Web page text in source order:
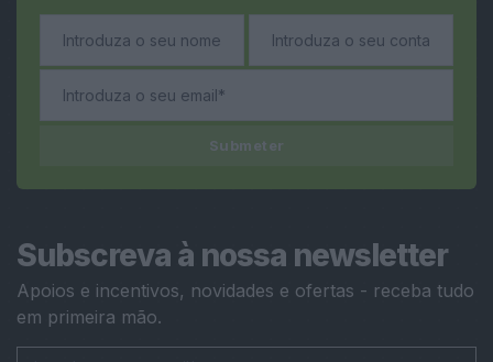
Submeter
Subscreva à nossa newsletter
Apoios e incentivos, novidades e ofertas - receba tudo
em primeira mão.